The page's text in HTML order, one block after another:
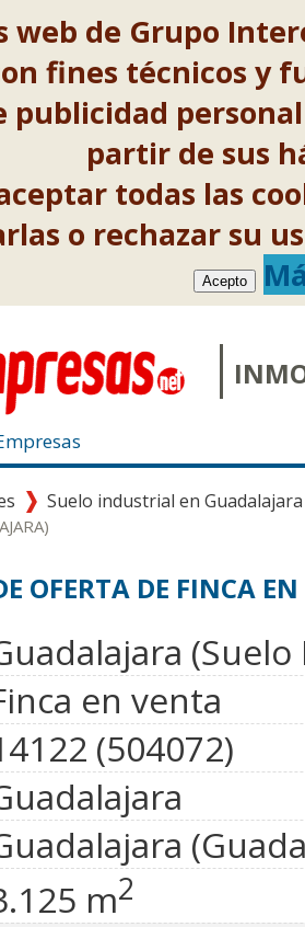
web de Grupo
fines técnicos y
publicidad
partir de sus
todas las
o rechazar su
Acepto
Suelo industrial en Guadalajara
OFERTA DE FINCA
(Suelo
en venta
(504072)
m2